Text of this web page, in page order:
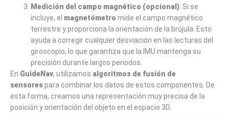
Medición del campo magnético (opcional): Si se
incluye, el magnetómetro mide el campo magnético
terrestre y proporciona la orientación de la brújula. Esto
ayuda a corregir cualquier desviación en las lecturas del
giroscopio, lo que garantiza que la IMU mantenga su
precisión durante largos periodos.
En GuideNav, utilizamos algoritmos de fusión de
sensorespara combinar los datos de estos componentes. De
esta forma, creamos una representación muy precisa de la
posición y orientación del objeto en el espacio 3D.